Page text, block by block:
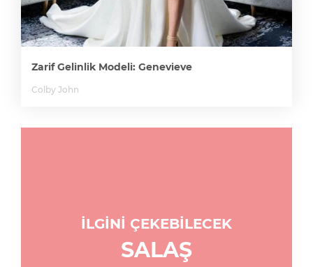
Zarif Gelinlik Modeli: Genevieve
Colby John
İLGİNİ ÇEKEBİLECEK
SALAŞ